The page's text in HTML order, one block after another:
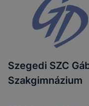
Szegedi SZC
Szakgimnázium